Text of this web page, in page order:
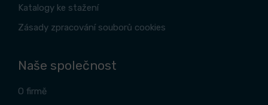
Katalogy ke stažení
Zásady zpracování souborů cookies
Naše společnost
O firmě